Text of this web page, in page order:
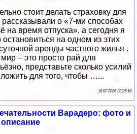
стоит делать страховку для
о «7-ми способах
на время отпуска», а сегодня я
на одном из этих
аренды частного жилья .
– это просто рай для
представьте сколько усилий
для того, чтобы …...
18 07 2026 23:25:16
Варадеро: фото и
описание